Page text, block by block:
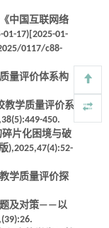
中国互联网络
17)[2025-01-
0117/c88-
量评价体系构
教学质量评价系
450.
片化困境与破
),2025,47(4):52-
学质量评价探
题及对策——以